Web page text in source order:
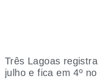
Três Lagoas
julho e fica em 4º no